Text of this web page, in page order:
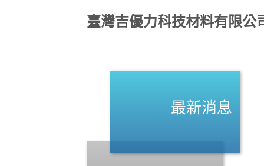
臺灣吉優力科技材料有限公
最新消息